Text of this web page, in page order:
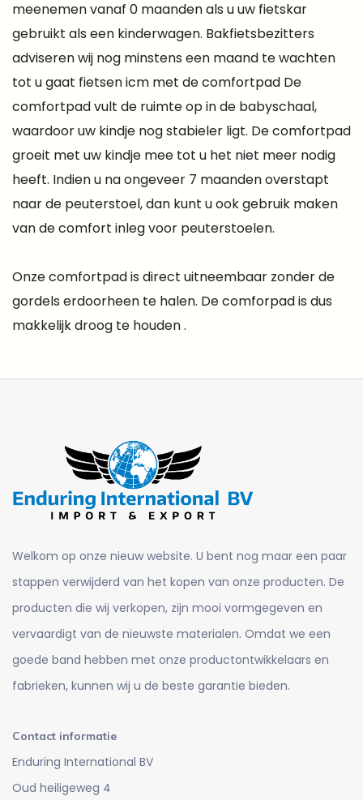
meenemen vanaf 0 maanden als u uw fietskar
gebruikt als een kinderwagen. Bakfietsbezitters
adviseren wij nog minstens een maand te wachten
tot u gaat fietsen icm met de comfortpad De
comfortpad vult de ruimte op in de babyschaal,
waardoor uw kindje nog stabieler ligt. De comfortpad
groeit met uw kindje mee tot u het niet meer nodig
heeft. Indien u na ongeveer 7 maanden overstapt
naar de peuterstoel, dan kunt u ook gebruik maken
van de comfort inleg voor peuterstoelen.
Onze comfortpad is direct uitneembaar zonder de
gordels erdoorheen te halen. De comforpad is dus
makkelijk droog te houden .
Welkom op onze nieuw website. U bent nog maar een paar
stappen verwijderd van het kopen van onze producten. De
producten die wij verkopen, zijn mooi vormgegeven en
vervaardigt van de nieuwste materialen. Omdat we een
goede band hebben met onze productontwikkelaars en
fabrieken, kunnen wij u de beste garantie bieden.
Contact informatie
Enduring International BV
Oud heiligeweg 4